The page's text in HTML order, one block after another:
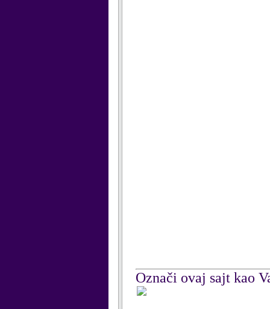
Označi ovaj sajt kao